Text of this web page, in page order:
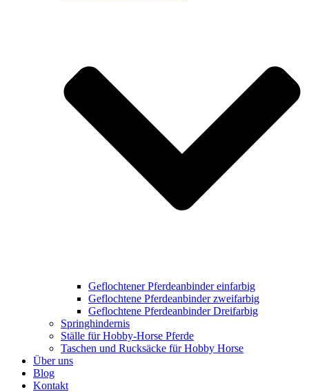
Geflochtener Pferdeanbinder einfarbig
Geflochtene Pferdeanbinder zweifarbig
Geflochtene Pferdeanbinder Dreifarbig
Springhindernis
Ställe für Hobby-Horse Pferde
Taschen und Rucksäcke für Hobby Horse
Über uns
Blog
Kontakt